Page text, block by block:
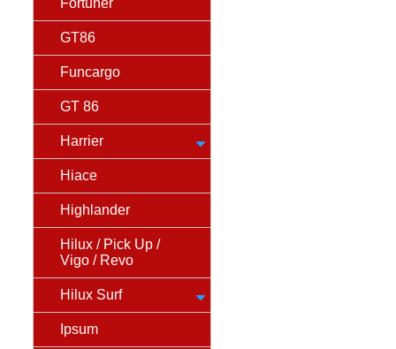
Fortuner
GT86
Funcargo
GT 86
Harrier
Hiace
Highlander
Hilux / Pick Up /
Vigo / Revo
Hilux Surf
Ipsum